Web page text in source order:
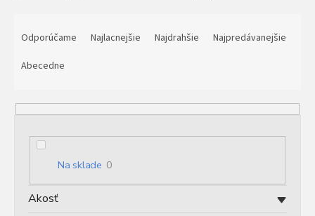
e
Odporúčame Najlacnejšie Najdrahšie
Najpredávanejšie
Abecedne
Na sklade 0
Akosť